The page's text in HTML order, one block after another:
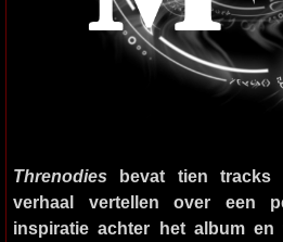
Threnodies bevat tien tracks
verhaal vertellen over een
inspiratie achter het album en